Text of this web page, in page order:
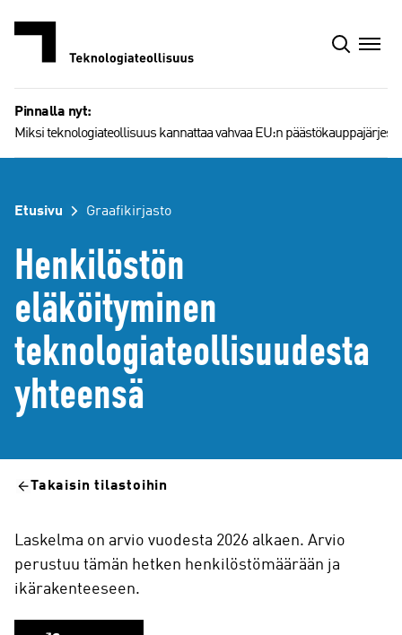
Pinnalla nyt:
Miksi teknologiateollisuus kannattaa vahvaa EU:n
Etusivu Graafikirjasto
Henkilöstön
eläköityminen
teknologiateollisuudesta
yhteensä
Takaisin tilastoihin
Laskelma on arvio vuodesta 2026 alkaen. Arvio
perustuu tämän hetken henkilöstömäärään ja
ikärakenteeseen.